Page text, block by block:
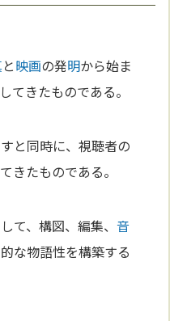
と映画の発明から始ま
してきたものである。
と同時に、視聴者の
きたものである。
て、構図、編集、音
な物語性を構築する